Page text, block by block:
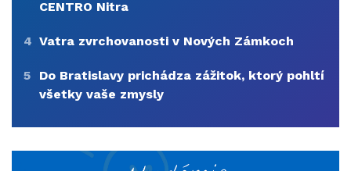
CENTRO Nitra
4 Vatra zvrchovanosti v Nových Zámkoch
5
Do Bratislavy prichádza zážitok, ktorý pohltí
všetky vaše zmysly